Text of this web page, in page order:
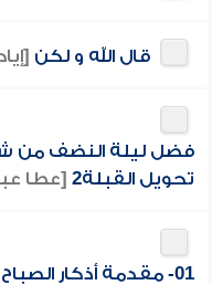
قال الله و لكن
فضل ليلة النضف من
تحويل القبلة2
[عطا
01- مقدمة أذكار